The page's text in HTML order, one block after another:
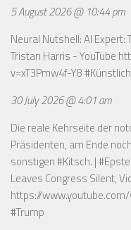
5 August 2026 @ 10:44 pm
Neural Nutshell: AI Expert:
Tristan Harris - YouTube
v=xT3Pmw4f-Y8
30 July 2026 @ 4:01 am
Die reale Kehrseite der
Präsidenten, am Ende
sonstigen #Kitsch. |
Leaves Congress Silent,
https://
#Trump